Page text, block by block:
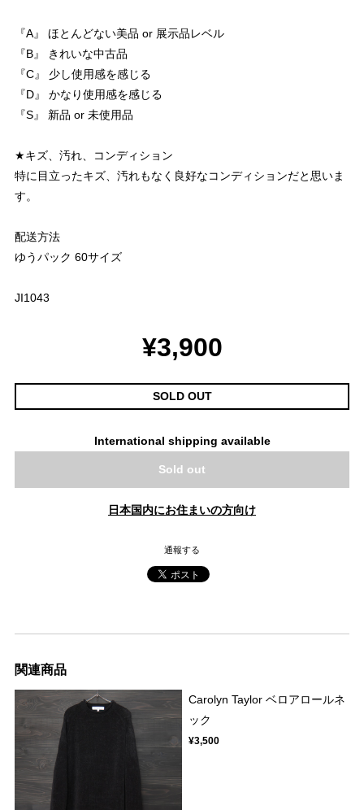
『A』 ほとんどない美品 or 展示品レベル
『B』 きれいな中古品
『C』 少し使用感を感じる
『D』 かなり使用感を感じる
『S』 新品 or 未使用品
★キズ、汚れ、コンディション
特に目立ったキズ、汚れもなく良好なコンディションだと思いま
す。
配送方法
ゆうパック 60サイズ
JI1043
¥3,900
SOLD OUT
International shipping available
Sold out
日本国内にお住まいの方向け
通報する
関連商品
Carolyn Taylor ベロアロールネ
ック
¥3,500